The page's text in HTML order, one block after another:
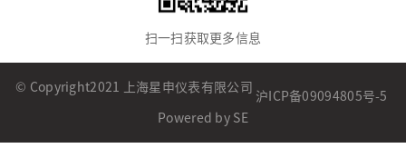
扫一扫获取更多信息
© Copyright2021 上海星申仪表有限公司
沪ICP备09094805号-5
Powered by SE